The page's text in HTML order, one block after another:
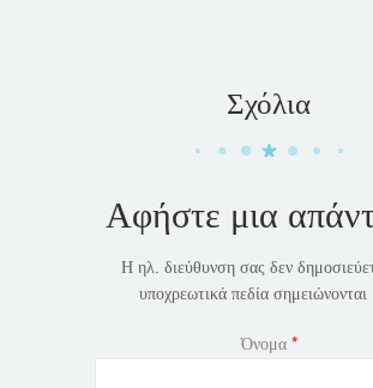
Σχόλια
Αφήστε μια
Η ηλ. διεύθυνση σας δεν
υποχρεωτικά πεδία σημειώνονται
Όνομα *